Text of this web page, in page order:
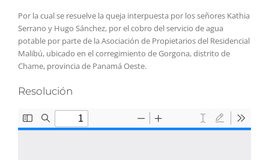
Por la cual se resuelve la queja interpuesta por los señores Kathia
Serrano y Hugo Sánchez, por el cobro del servicio de agua
potable por parte de la Asociación de Propietarios del Residencial
Malibú, ubicado en el corregimiento de Gorgona, distrito de
Chame, provincia de Panamá Oeste.
Resolución